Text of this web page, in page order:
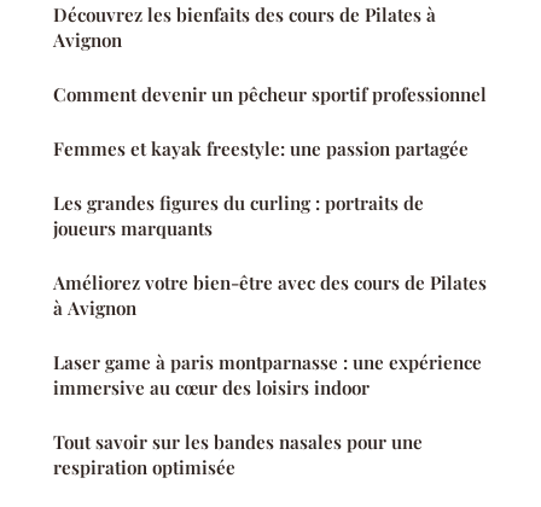
Découvrez les bienfaits des cours de Pilates à
Avignon
Comment devenir un pêcheur sportif professionnel
Femmes et kayak freestyle: une passion partagée
Les grandes figures du curling : portraits de
joueurs marquants
Améliorez votre bien-être avec des cours de Pilates
à Avignon
Laser game à paris montparnasse : une expérience
immersive au cœur des loisirs indoor
Tout savoir sur les bandes nasales pour une
respiration optimisée